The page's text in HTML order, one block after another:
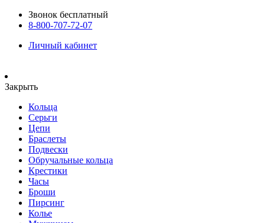
Звонок бесплатный
8-800-707-72-07
Личный кабинет
Закрыть
Кольца
Серьги
Цепи
Браслеты
Подвески
Обручальные кольца
Крестики
Часы
Броши
Пирсинг
Колье